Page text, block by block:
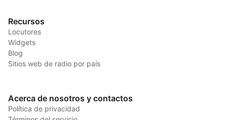
Recursos
Locutores
Widgets
Blog
Sitios web de radio por país
Acerca de nosotros y contactos
Política de privacidad